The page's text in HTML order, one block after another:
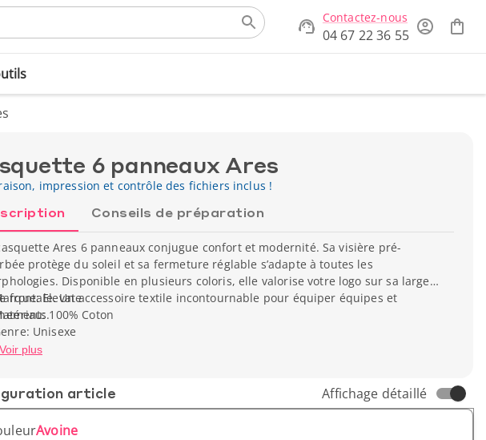
Contactez-nous
04 67 22 36 55
6 panneaux Ares
impression et contrôle des fichiers inclus !
Conseils de préparation
Ares 6 panneaux conjugue confort et modernité. Sa visière pré-
protège du soleil et sa fermeture réglable s’adapte à toutes les
Disponible en plusieurs coloris, elle valorise votre logo sur sa large
frontale. Un accessoire textile incontournable pour équiper équipes et
Elevate
100% Coton
Unisexe
unitaire: 48 g
Voir plus
article Affichage détaillé
Avoine